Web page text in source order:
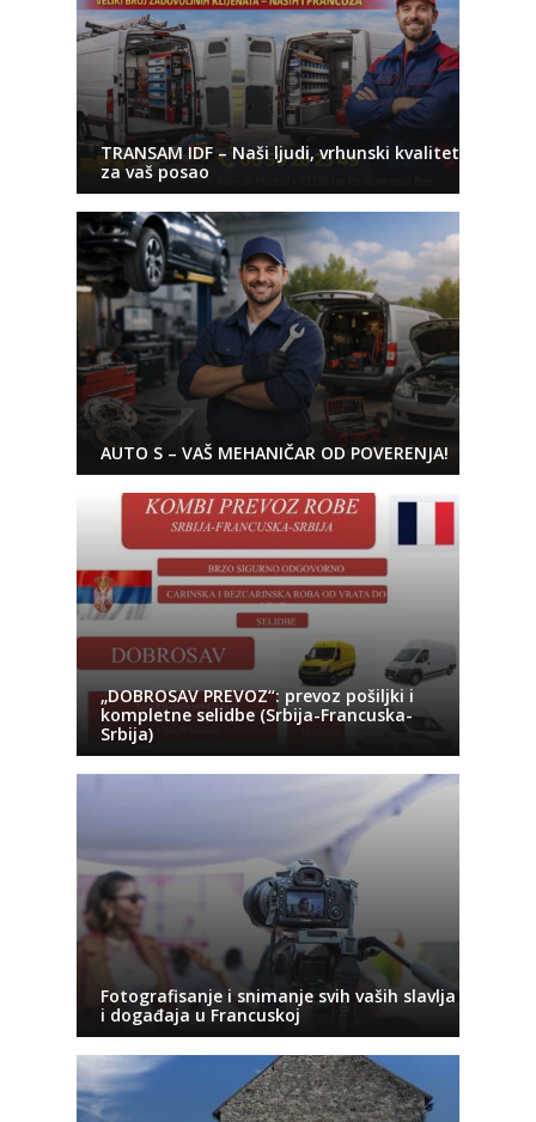
TRANSAM IDF – Naši ljudi, vrhunski kvalitet
za vaš posao
AUTO S – VAŠ MEHANIČAR OD POVERENJA!
„DOBROSAV PREVOZ“: prevoz pošiljki i
kompletne selidbe (Srbija-Francuska-
Srbija)
Fotografisanje i snimanje svih vaših slavlja
i događaja u Francuskoj